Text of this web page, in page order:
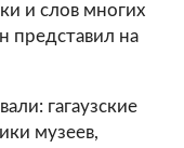
и слов многих
представил на
гагаузские
музеев,